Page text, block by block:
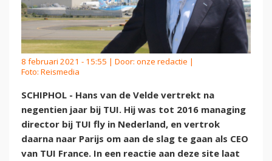
8 februari 2021 - 15:55 | Door: onze redactie |
Foto: Reismedia
SCHIPHOL - Hans van de Velde vertrekt na
negentien jaar bij TUI. Hij was tot 2016 managing
director bij TUI fly in Nederland, en vertrok
daarna naar Parijs om aan de slag te gaan als CEO
van TUI France. In een reactie aan deze site laat